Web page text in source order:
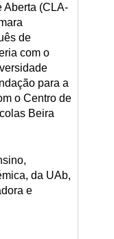
Aberta (CLA-
de
com o
para a
o Centro de
Beira
da UAb,
e